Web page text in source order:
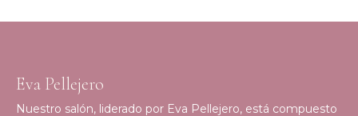
Eva Pellejero
Nuestro salón, liderado por Eva Pellejero, está compuesto